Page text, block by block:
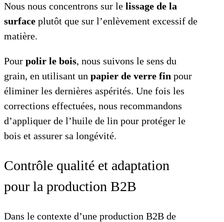
Nous nous concentrons sur le lissage de la
surface plutôt que sur l’enlèvement excessif de
matière.
Pour polir le bois, nous suivons le sens du
grain, en utilisant un papier de verre fin pour
éliminer les dernières aspérités. Une fois les
corrections effectuées, nous recommandons
d’appliquer de l’huile de lin pour protéger le
bois et assurer sa longévité.
Contrôle qualité et adaptation
pour la production B2B
Dans le contexte d’une production B2B de